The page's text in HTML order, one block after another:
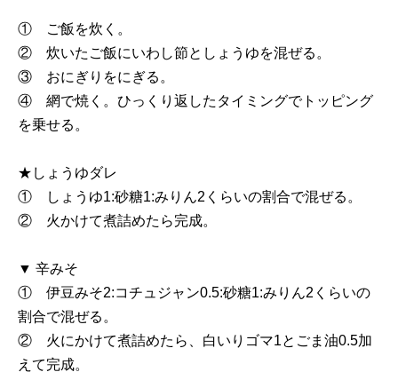
① ご飯を炊く。
② 炊いたご飯にいわし節としょうゆを混ぜる。
③ おにぎりをにぎる。
④ 網で焼く。ひっくり返したタイミングでトッピング
を乗せる。
★しょうゆダレ
① しょうゆ1:砂糖1:みりん2くらいの割合で混ぜる。
② 火かけて煮詰めたら完成。
▼ 辛みそ
① 伊豆みそ2:コチュジャン0.5:砂糖1:みりん2くらいの
割合で混ぜる。
② 火にかけて煮詰めたら、白いりゴマ1とごま油0.5加
えて完成。